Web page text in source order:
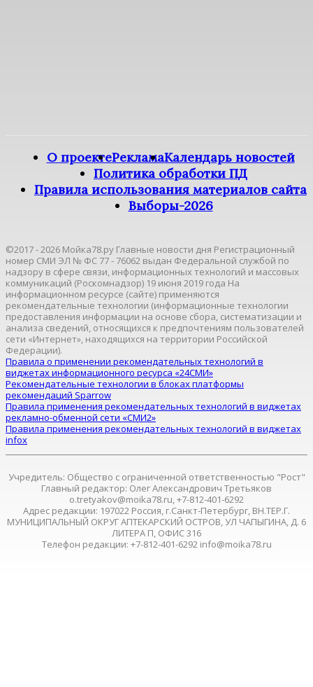
О проектеРекламаКалендарь новостей
Политика обработки ПД
Правила использования материалов сайта
Выборы-2026
©2017 - 2026 Мойка78.ру Главные новости дня Регистрационный
номер СМИ ЭЛ № ФС 77 - 76062 выдан Федеральной службой по
надзору в сфере связи, информационных технологий и массовых
коммуникаций (Роскомнадзор) 19 июня 2019 года На
информационном ресурсе (сайте) применяются
рекомендательные технологии (информационные технологии
предоставления информации на основе сбора, систематизации и
анализа сведений, относящихся к предпочтениям пользователей
сети «Интернет», находящихся на территории Российской
Федерации).
Правила о применении рекомендательных технологий в
виджетах информационного ресурса «24СМИ»
Рекомендательные технологии в блоках платформы
рекомендаций Sparrow
Правила применения рекомендательных технологий в виджетах
рекламно-обменной сети «СМИ2»
Правила применения рекомендательных технологий в виджетах
infox
Учредитель: Общество с ограниченной ответственностью "Рост"
Главный редактор: Олег Александрович Третьяков
o.tretyakov@moika78.ru, +7-812-401-6292
Адрес редакции: 197022 Россия, г.Санкт-Петербург, ВН.ТЕР.Г.
МУНИЦИПАЛЬНЫЙ ОКРУГ АПТЕКАРСКИЙ ОСТРОВ, УЛ ЧАПЫГИНА, Д. 6
ЛИТЕРА П, ОФИС 316
Телефон редакции: +7-812-401-6292 info@moika78.ru